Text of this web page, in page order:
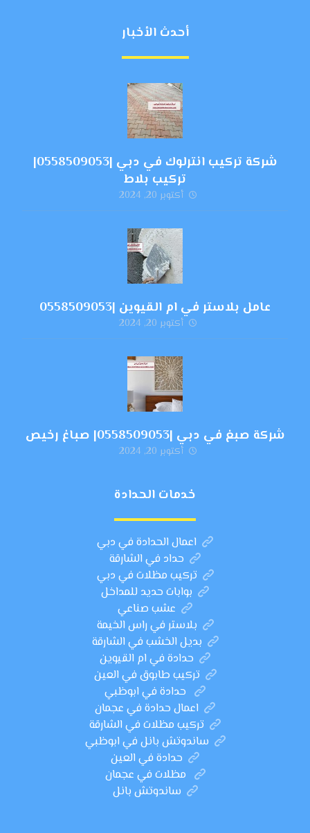
أحدث الأخبار
شركة تركيب انترلوك في دبي |0558509053|
تركيب بلاط
أكتوبر 20, 2024
عامل بلاستر في ام القيوين |0558509053
أكتوبر 20, 2024
شركة صبغ في دبي |0558509053| صباغ رخيص
أكتوبر 20, 2024
خدمات الحدادة
اعمال الحدادة في دبي
حداد في الشارقة
تركيب مظلات في دبي
بوابات حديد للمداخل
عشب صناعي
بلاستر في راس الخيمة
بديل الخشب في الشارقة
حدادة في ام القيوين
تركيب طابوق في العين
حدادة في ابوظبي
اعمال حدادة في عجمان
تركيب مظلات في الشارقة
ساندوتش بانل في ابوظبي
حدادة في العين
مظلات في عجمان
ساندوتش بانل